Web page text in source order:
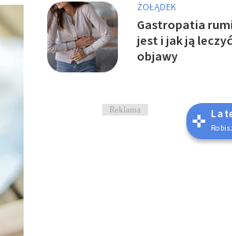
ŻOŁĄDEK
Gastropatia
jest i jak ją
objawy
Reklama